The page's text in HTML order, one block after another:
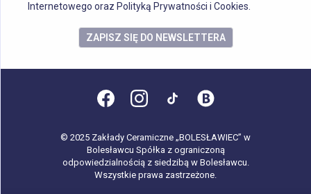
Internetowego oraz Polityką Prywatności i Cookies.
ZAPISZ SIĘ DO NEWSLETTERA
© 2025 Zakłady Ceramiczne „BOLESŁAWIEC” w
Bolesławcu Spółka z ograniczoną
odpowiedzialnością z siedzibą w Bolesławcu.
Wszystkie prawa zastrzeżone.